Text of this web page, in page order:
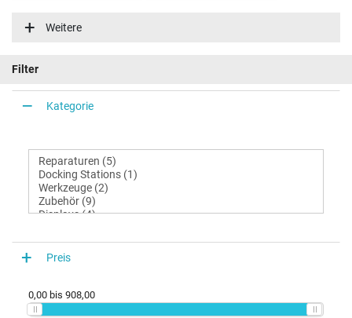
Nitro 17 (AN17-41-R182)
Nitro 17 (AN17-41-R583)
Nitro 17 (AN17-41-R9JG)
Nitro 17 (AN17-41-R848)
Weitere
Filter
Kategorie
Preis
0,00 bis 908,00